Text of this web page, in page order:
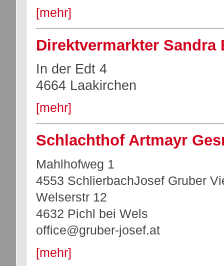
[mehr]
Direktvermarkter Sandra
In der Edt 4
4664 Laakirchen
[mehr]
Schlachthof Artmayr
Mahlhofweg 1
4553 SchlierbachJosef Gruber
Welserstr 12
4632 Pichl bei Wels
office@gruber-josef.at
[mehr]